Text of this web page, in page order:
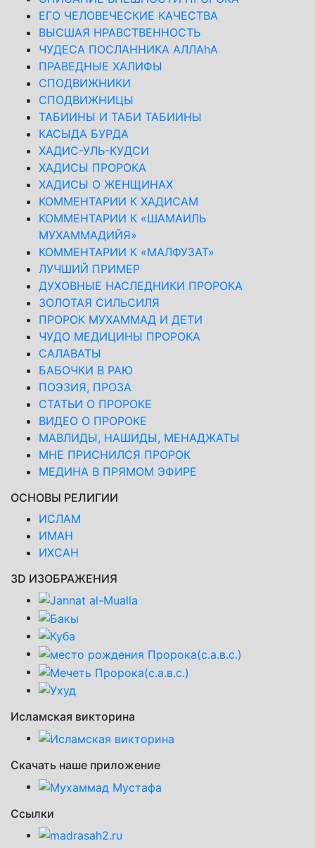
ЕГО ЧЕЛОВЕЧЕСКИЕ КАЧЕСТВА
ВЫСШАЯ НРАВСТВЕННОСТЬ
ЧУДЕСА ПОСЛАННИКА АЛЛАhА
ПРАВЕДНЫЕ ХАЛИФЫ
СПОДВИЖНИКИ
СПОДВИЖНИЦЫ
ТАБИИНЫ И ТАБИ ТАБИИНЫ
КАСЫДА БУРДА
ХАДИС-УЛЬ-КУДСИ
ХАДИСЫ ПРОРОКА
ХАДИСЫ О ЖЕНЩИНАХ
КОММЕНТАРИИ К ХАДИСАМ
КОММЕНТАРИИ К «ШАМАИЛЬ
МУХАММАДИЙЯ»
КОММЕНТАРИИ К «МАЛФУЗАТ»
ЛУЧШИЙ ПРИМЕР
ДУХОВНЫЕ НАСЛЕДНИКИ ПРОРОКА
ЗОЛОТАЯ СИЛЬСИЛЯ
ПРОРОК МУХАММАД И ДЕТИ
ЧУДО МЕДИЦИНЫ ПРОРОКА
САЛАВАТЫ
БАБОЧКИ В РАЮ
ПОЭЗИЯ, ПРОЗА
СТАТЬИ О ПРОРОКЕ
ВИДЕО О ПРОРОКЕ
МАВЛИДЫ, НАШИДЫ, МЕНАДЖАТЫ
МНЕ ПРИСНИЛСЯ ПРОРОК
МЕДИНА В ПРЯМОМ ЭФИРЕ
ОСНОВЫ РЕЛИГИИ
ИСЛАМ
ИМАН
ИХСАН
3D ИЗОБРАЖЕНИЯ
Исламская викторина
Скачать наше приложение
Ссылки